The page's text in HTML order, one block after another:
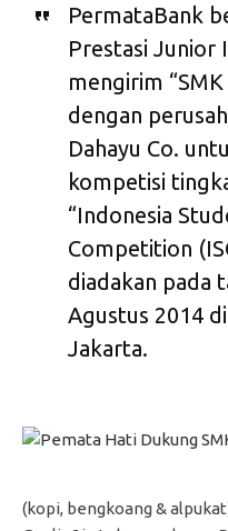
PermataBank
Prestasi Junior
mengirim
dengan
Dahayu Co.
kompetisi
“Indonesia
Competition
diadakan pada
Agustus 2014
Jakarta.
(kopi, bengkoang &